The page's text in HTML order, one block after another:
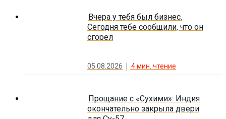
Вчера у тебя был бизнес.
Сегодня тебе сообщили, что он
сгорел
05.08.2026 4мин. чтение
Прощание с «Сухими»: Индия
окончательно закрыла двери